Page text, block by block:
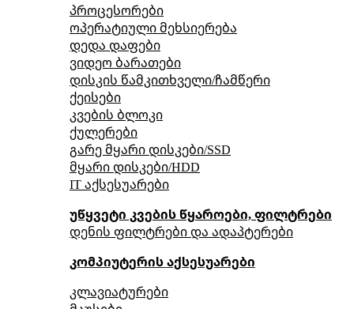
პროცესორები
ოპერატიული მეხსიერება
დედა დაფები
ვიდეო ბარათები
დისკის წამკითხველი/ჩამწერი
ქეისები
კვების ბლოკი
ქულერები
გარე მყარი დისკები/SSD
მყარი დისკები/HDD
IT აქსესუარები
უწყვეტი კვების წყაროები, ფილტრები
დენის ფილტრები და ადაპტერები
კომპიუტერის აქსესუარები
კლავიატურები